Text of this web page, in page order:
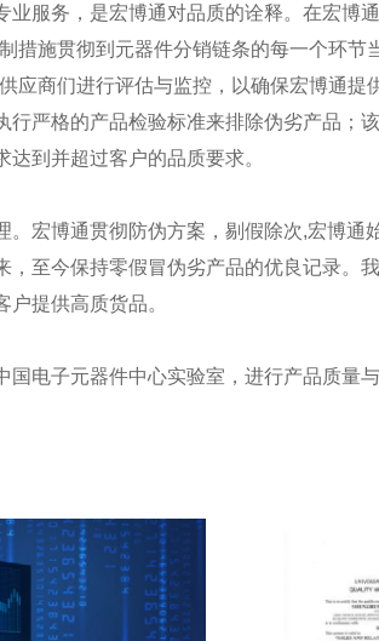
业服务，是宏博通对品质的诠释。在宏博
措施贯彻到元器件分销链条的每一个环节
应商们进行评估与监控，以确保宏博通
行严格的产品检验标准来排除伪劣产品；
达到并超过客户的品质要求。
。宏博通贯彻防伪方案，剔假除次,宏博通
，至今保持零假冒伪劣产品的优良记录。
户提供高质货品。
国电子元器件中心实验室，进行产品质量